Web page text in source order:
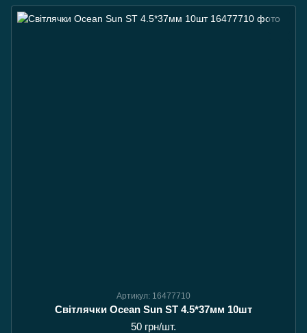
Артикул: 16477710
Світлячки Ocean Sun ST 4.5*37мм 10шт
50 грн/шт.